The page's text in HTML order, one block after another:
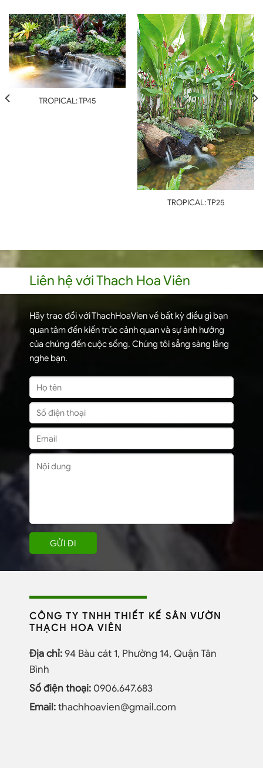
TROPICAL: TP45
TROPICAL: TP25
Liên hệ với Thach Hoa Viên
Hãy trao đổi với ThachHoaVien về bất kỳ điều gì bạn
quan tâm đến kiến trúc cảnh quan và sự ảnh hưởng
của chúng đến cuộc sống. Chúng tôi sẵng sàng lắng
nghe bạn.
CÔNG TY TNHH THIẾT KẾ SÂN VƯỜN
THẠCH HOA VIÊN
Địa chỉ:94 Bàu cát 1, Phường 14, Quận Tân
Bình
Số điện thoại:0906.647.683
Email:thachhoavien@gmail.com